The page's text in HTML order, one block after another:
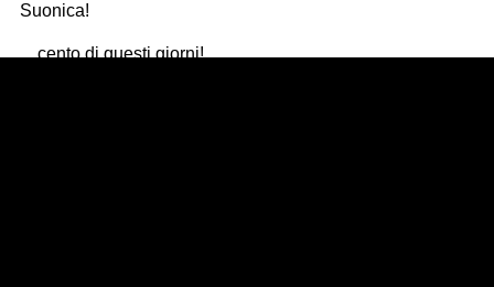
Suonica!
…cento di questi giorni!